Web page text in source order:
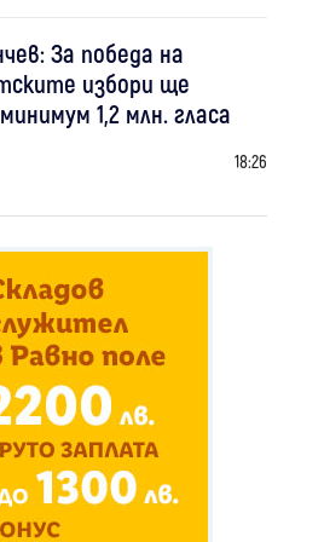
За победа на
избори ще
1,2 млн. гласа
18:26